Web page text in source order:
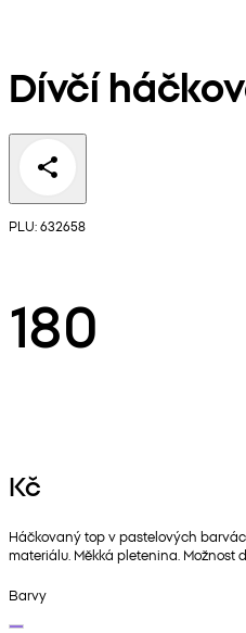
Dívčí
PLU: 632658
180
Kč
Háčkovaný top v pastelových
materiálu. Měkká pletenina. Možnost
Barvy